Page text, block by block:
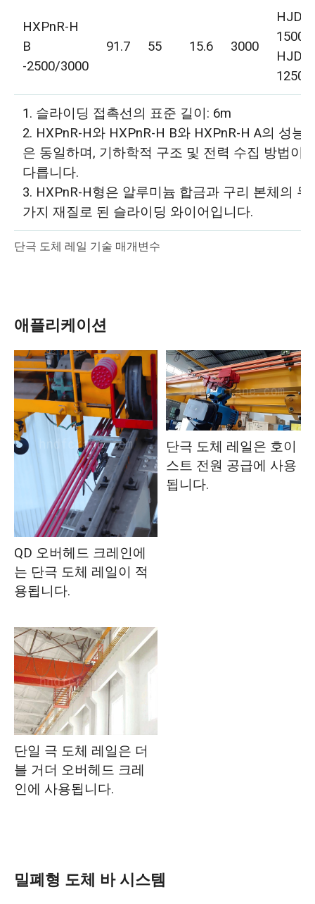
HXPnR-H
B
-2500/3000
91.7 55 15.6 3000
HJD-
1500C
HJD-
1250C
1. 슬라이딩 접촉선의 표준 길이: 6m
2. HXPnR-H와 HXPnR-H B와 HXPnR-H A의 성능
은 동일하며, 기하학적 구조 및 전력 수집 방법이
다릅니다.
3. HXPnR-H형은 알루미늄 합금과 구리 본체의 두
가지 재질로 된 슬라이딩 와이어입니다.
단극 도체 레일 기술 매개변수
애플리케이션
QD 오버헤드 크레인에
는 단극 도체 레일이 적
용됩니다.
단극 도체 레일은 호이
스트 전원 공급에 사용
됩니다.
단일 극 도체 레일은 더
블 거더 오버헤드 크레
인에 사용됩니다.
밀폐형 도체 바 시스템